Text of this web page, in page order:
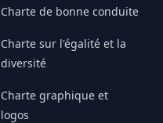
Charte de bonne conduite
Charte sur l'égalité et la
diversité
Charte graphique et
logos